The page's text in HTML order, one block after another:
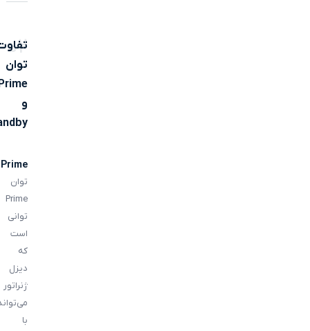
02
توان
و
Prime
توان
Prime
توانی
است
که
دیزل
ژنراتور
با